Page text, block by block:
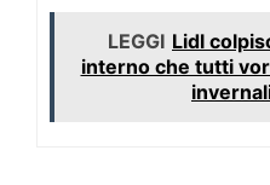
LEGGI Lidl
interno che tutti